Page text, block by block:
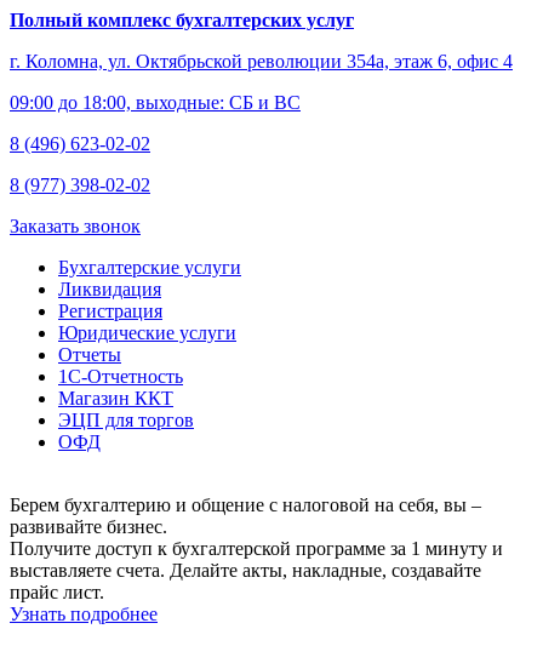
Полный комплекс бухгалтерских услуг
г. Коломна, ул. Октябрьской революции 354а, этаж 6, офис 4
09:00 до 18:00, выходные: СБ и ВС
8 (496) 623-02-02
8 (977) 398-02-02
Заказать звонок
Бухгалтерские услуги
Ликвидация
Регистрация
Юридические услуги
Отчеты
1С-Отчетность
Магазин ККТ
ЭЦП для торгов
ОФД
Берем бухгалтерию и общение с налоговой на себя, вы –
развивайте бизнес.
Получите доступ к бухгалтерской программе за 1 минуту и
выставляете счета. Делайте акты, накладные, создавайте
прайс лист.
Узнать подробнее